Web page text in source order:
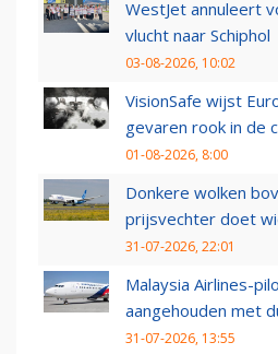
WestJet annuleert
vlucht naar Schiphol
03-08-2026, 10:02
VisionSafe wijst
gevaren rook in de
01-08-2026, 8:00
Donkere wolken
prijsvechter doet
31-07-2026, 22:01
Malaysia Airlines-
aangehouden met
31-07-2026, 13:55